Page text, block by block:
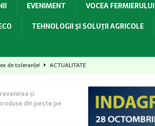
EVENIMENT VOCEA FERMIERULUI
TEHNOLOGII ŞI SOLUŢII AGRICOLE
de toleranțe!
ACTUALITATE
și calitate asigurată!
ACTUALITATE
poți pierde startul culturii următoare
ACTUALITATE
și
din pește pe